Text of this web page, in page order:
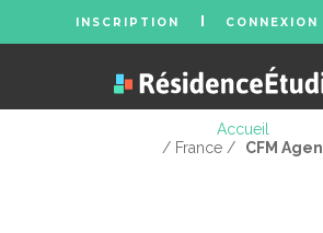
INSCRIPTION CONNEXION
Accueil
/ France /
CFM Agen